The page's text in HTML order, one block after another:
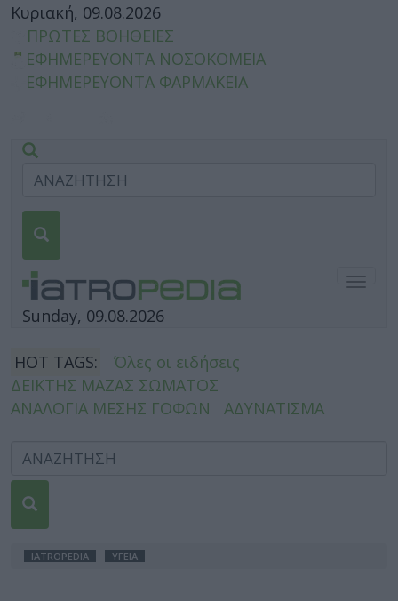
Κυριακή, 09.08.2026
ΠΡΩΤΕΣ ΒΟΗΘΕΙΕΣ
ΕΦΗΜΕΡΕΥΟΝΤΑ ΝΟΣΟΚΟΜΕΙΑ
ΕΦΗΜΕΡΕΥΟΝΤΑ ΦΑΡΜΑΚΕΙΑ
Sunday, 09.08.2026
HOT TAGS:
Όλες οι ειδήσεις
ΔΕΙΚΤΗΣ ΜΑΖΑΣ ΣΩΜΑΤΟΣ
ΑΝΑΛΟΓΙΑ ΜΕΣΗΣ ΓΟΦΩΝ
ΑΔΥΝΑΤΙΣΜΑ
IATROPEDIA ΥΓΕΙΑ